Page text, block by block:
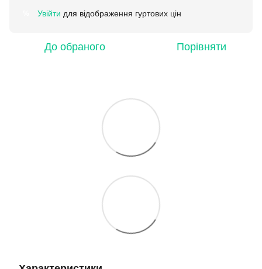
Увійти для відображення гуртових цін
До обраного Порівняти